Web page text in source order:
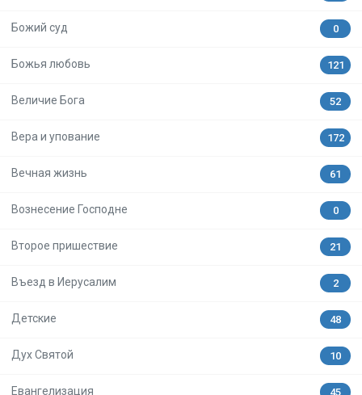
Божий суд 0
Божья любовь 121
Величие Бога 52
Вера и упование 172
Вечная жизнь 61
Вознесение Господне 0
Второе пришествие 21
Въезд в Иерусалим 2
Детские 48
Дух Святой 10
Евангелизация 45